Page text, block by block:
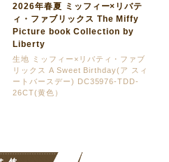
2026年春夏 ミッフィー×リバテ
ィ・ファブリックス The Miffy
Picture book Collection by
Liberty
生地 ミッフィー×リバティ・ファブ
リックス A Sweet Birthday(ア スィ
ートバースデー) DC35976-TDD-
26CT(黄色）